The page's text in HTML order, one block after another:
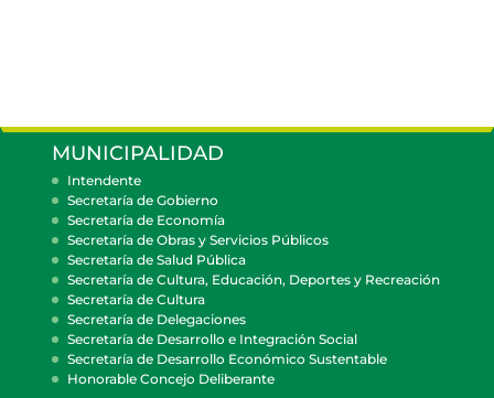
MUNICIPALIDAD
Intendente
Secretaría de Gobierno
Secretaría de Economía
Secretaría de Obras y Servicios Públicos
Secretaría de Salud Pública
Secretaría de Cultura, Educación, Deportes y Recreación
Secretaría de Cultura
Secretaría de Delegaciones
Secretaría de Desarrollo e Integración Social
Secretaría de Desarrollo Económico Sustentable
Honorable Concejo Deliberante